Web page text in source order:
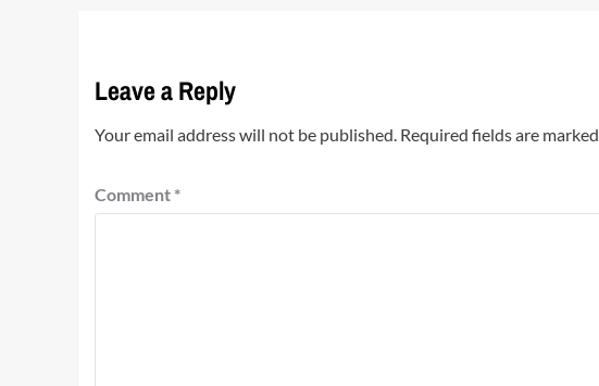
Leave a Reply
Your email address will not be published. Required fields are marked
Comment *